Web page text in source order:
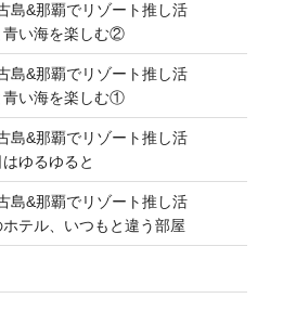
島&那覇でリゾート推し活
青い海を楽しむ②
島&那覇でリゾート推し活
青い海を楽しむ①
島&那覇でリゾート推し活
はゆるゆると
島&那覇でリゾート推し活
ホテル、いつもと違う部屋